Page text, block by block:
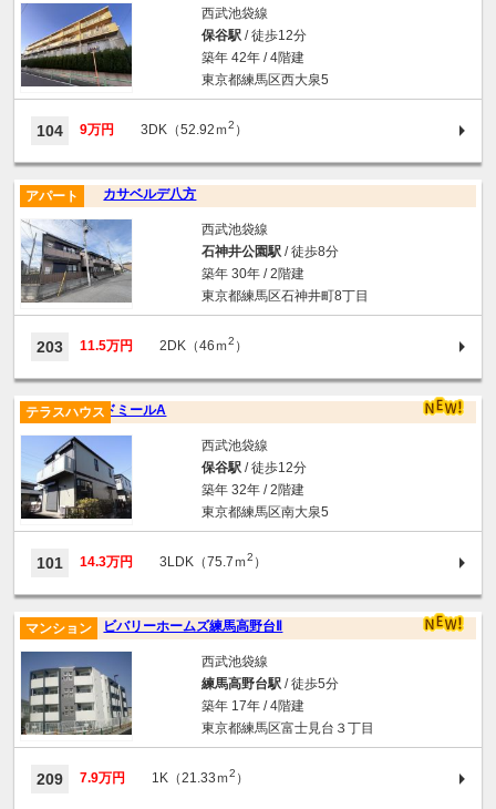
西武池袋線
保谷駅/ 徒歩12分
築年 42年 / 4階建
東京都練馬区西大泉5
104 9万円 3DK（52.92ｍ2 ）
カサベルデ八方
アパート
西武池袋線
石神井公園駅/ 徒歩8分
築年 30年 / 2階建
東京都練馬区石神井町8丁目
203 11.5万円 2DK（46ｍ2 ）
ドミールA
テラスハウス
西武池袋線
保谷駅/ 徒歩12分
築年 32年 / 2階建
東京都練馬区南大泉5
101 14.3万円 3LDK（75.7ｍ2 ）
ビバリーホームズ練馬高野台Ⅱ
マンション
西武池袋線
練馬高野台駅/ 徒歩5分
築年 17年 / 4階建
東京都練馬区富士見台３丁目
209 7.9万円 1K（21.33ｍ2 ）